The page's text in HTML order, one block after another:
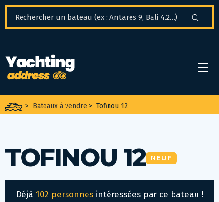
> Bateaux à vendre > Tofinou 12
TOFINOU 12 NEUF
Déjà 102 personnesintéressées par ce bateau !
Panneau de gestion des cookies